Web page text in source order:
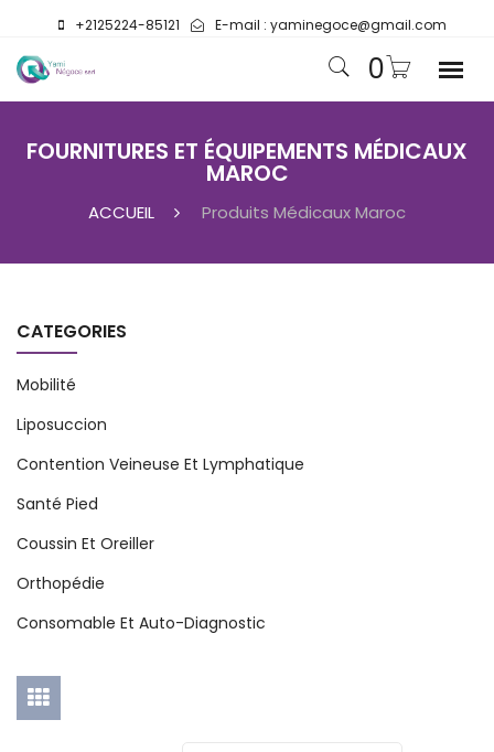
+2125224-85121 E-mail : yaminegoce@gmail.com
0
FOURNITURES ET ÉQUIPEMENTS MÉDICAUX
MAROC
ACCUEIL Produits Médicaux Maroc
CATEGORIES
Mobilité
Liposuccion
Contention Veineuse Et Lymphatique
Santé Pied
Coussin Et Oreiller
Orthopédie
Consomable Et Auto-Diagnostic